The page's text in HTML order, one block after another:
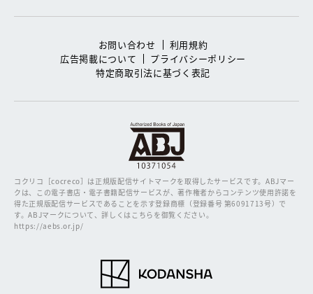
お問い合わせ
利用規約
広告掲載について
プライバシーポリシー
特定商取引法に基づく表記
コクリコ［cocreco］は正規版配信サイトマークを取得したサービスです。ABJマー
クは、この電子書店・電子書籍配信サービスが、著作権者からコンテンツ使用許諾を
得た正規版配信サービスであることを示す登録商標（登録番号 第6091713号）で
す。ABJマークについて、詳しくはこちらを御覧ください。
https://aebs.or.jp/